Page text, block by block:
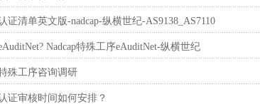
证清单英文版-nadcap-纵横世纪-AS9138_AS7110
Nadcap特殊工序eAuditNet-纵横世纪
殊工序咨询调研
证审核时间如何安排？